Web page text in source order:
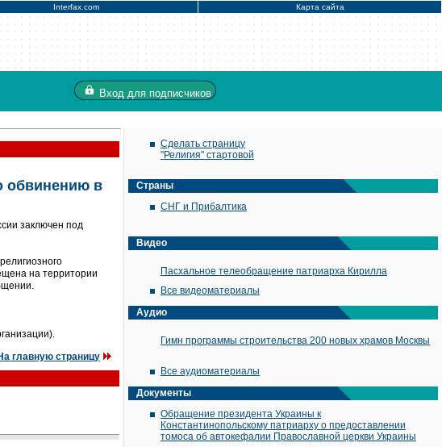
Interfax.com Карта сайта
Вход для подписчиков
обвинению в
заключен под
на территории
главную страницу
Сделать страницу
"Религия" стартовой
Страны
СНГ и Прибалтика
Видео
Пасхальное телеобращение патриарха Кирилла
Все видеоматериалы
Аудио
Гимн программы строительства 200 новых храмов Москвы
Все аудиоматериалы
Документы
Обращение президента Украины к
Константинопольскому патриарху о предоставлении
томоса об автокефалии Православной церкви Украины